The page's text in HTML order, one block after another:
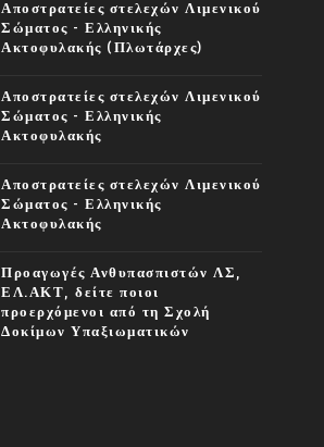
Αποστρατείες στελεχών Λιμενικού
Σώματος - Ελληνικής
Ακτοφυλακής (Πλωτάρχες)
Αποστρατείες στελεχών Λιμενικού
Σώματος - Ελληνικής
Ακτοφυλακής
Αποστρατείες στελεχών Λιμενικού
Σώματος - Ελληνικής
Ακτοφυλακής
Προαγωγές Ανθυπασπιστών ΛΣ,
ΕΛ.ΑΚΤ, δείτε ποιοι
προερχόμενοι από τη Σχολή
Δοκίμων Υπαξιωματικών